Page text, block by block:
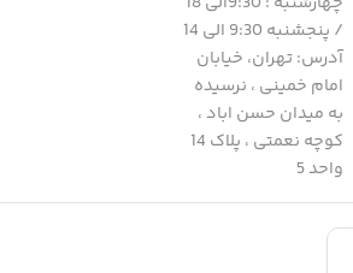
/ پنجشنبه 9:30 الی 14
آدرس: تهران، خیابان
امام خمینی ، نرسیده
به میدان حسن اباد ،
کوچه نعمتی ، پلاک 14
واحد 5